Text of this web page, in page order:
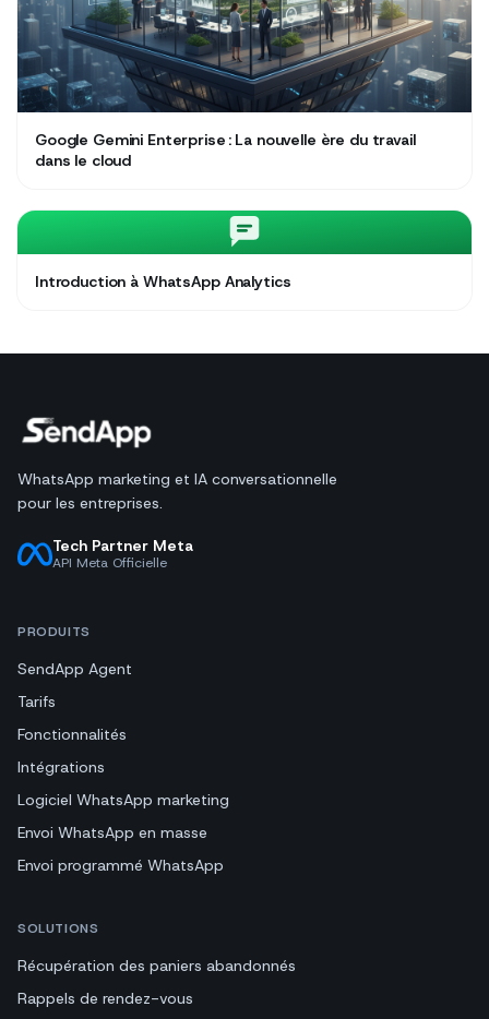
Google Gemini Enterprise : La nouvelle ère du travail
dans le cloud
Introduction à WhatsApp Analytics
WhatsApp marketing et IA conversationnelle
pour les entreprises.
Tech Partner Meta
API Meta Officielle
PRODUITS
SendApp Agent
Tarifs
Fonctionnalités
Intégrations
Logiciel WhatsApp marketing
Envoi WhatsApp en masse
Envoi programmé WhatsApp
SOLUTIONS
Récupération des paniers abandonnés
Rappels de rendez-vous